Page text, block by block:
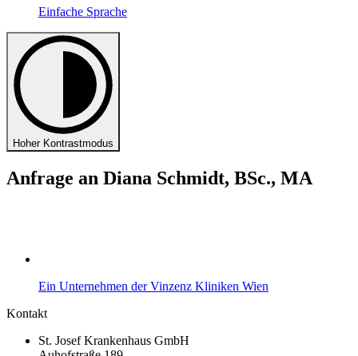
Einfache Sprache
Hoher Kontrastmodus
Anfrage an Diana Schmidt, BSc., MA
Ein Unternehmen der Vinzenz Kliniken Wien
Kontakt
St. Josef Krankenhaus GmbH